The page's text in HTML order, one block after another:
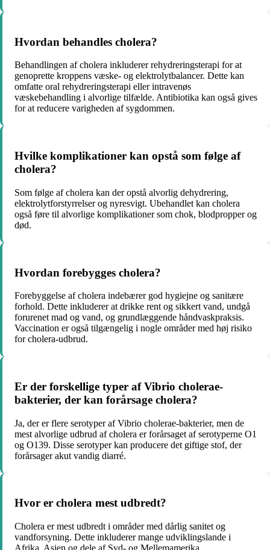
Hvordan behandles cholera?
Behandlingen af cholera inkluderer rehydreringsterapi for at
genoprette kroppens væske- og elektrolytbalancer. Dette kan
omfatte oral rehydreringsterapi eller intravenøs
væskebehandling i alvorlige tilfælde. Antibiotika kan også gives
for at reducere varigheden af sygdommen.
Hvilke komplikationer kan opstå som følge af
cholera?
Som følge af cholera kan der opstå alvorlig dehydrering,
elektrolytforstyrrelser og nyresvigt. Ubehandlet kan cholera
også føre til alvorlige komplikationer som chok, blodpropper og
død.
Hvordan forebygges cholera?
Forebyggelse af cholera indebærer god hygiejne og sanitære
forhold. Dette inkluderer at drikke rent og sikkert vand, undgå
forurenet mad og vand, og grundlæggende håndvaskpraksis.
Vaccination er også tilgængelig i nogle områder med høj risiko
for cholera-udbrud.
Er der forskellige typer af Vibrio cholerae-
bakterier, der kan forårsage cholera?
Ja, der er flere serotyper af Vibrio cholerae-bakterier, men de
mest alvorlige udbrud af cholera er forårsaget af serotyperne O1
og O139. Disse serotyper kan producere det giftige stof, der
forårsager akut vandig diarré.
Hvor er cholera mest udbredt?
Cholera er mest udbredt i områder med dårlig sanitet og
vandforsyning. Dette inkluderer mange udviklingslande i